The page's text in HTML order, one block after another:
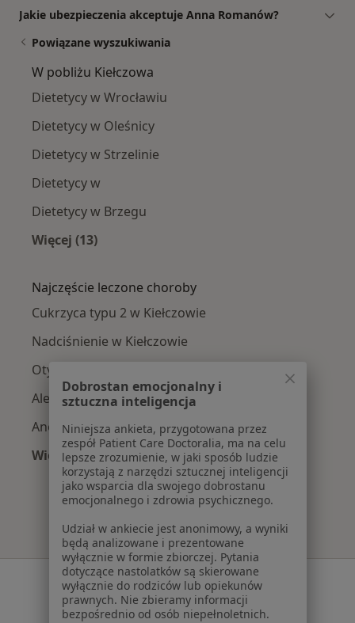
Jakie ubezpieczenia akceptuje Anna Romanów?
Powiązane wyszukiwania
W pobliżu Kiełczowa
Dietetycy w Wrocławiu
Dietetycy w Oleśnicy
Dietetycy w Strzelinie
Dietetycy w
Dietetycy w Brzegu
Więcej (13)
Najczęście leczone choroby
Cukrzyca typu 2 w Kiełczowie
Nadciśnienie w Kiełczowie
Otyłość w Kiełczowie
Alergia pokarmowa w Kiełczowie
Anoreksja w Kiełczowie
Więcej (14)
Więcej w kategorii: Najczęście leczone
Serwis
Regulamin
Dobrostan emocjonalny i
sztuczna inteligencja
Niniejsza ankieta, przygotowana przez
zespół Patient Care Doctoralia, ma na celu
lepsze zrozumienie, w jaki sposób ludzie
korzystają z narzędzi sztucznej inteligencji
jako wsparcia dla swojego dobrostanu
emocjonalnego i zdrowia psychicznego.
Udział w ankiecie jest anonimowy, a wyniki
będą analizowane i prezentowane
wyłącznie w formie zbiorczej. Pytania
dotyczące nastolatków są skierowane
wyłącznie do rodziców lub opiekunów
prawnych. Nie zbieramy informacji
bezpośrednio od osób niepełnoletnich.